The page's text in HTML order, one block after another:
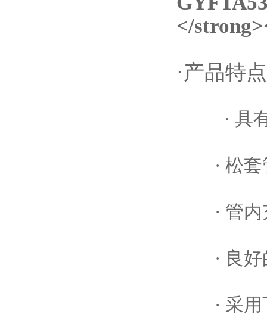
·产品特
· 具有
· 松套管
· 管内
· 良好
· 采用